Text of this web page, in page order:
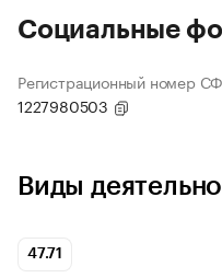
Социальные
Регистрационный номер
1227980503
Виды
47.71